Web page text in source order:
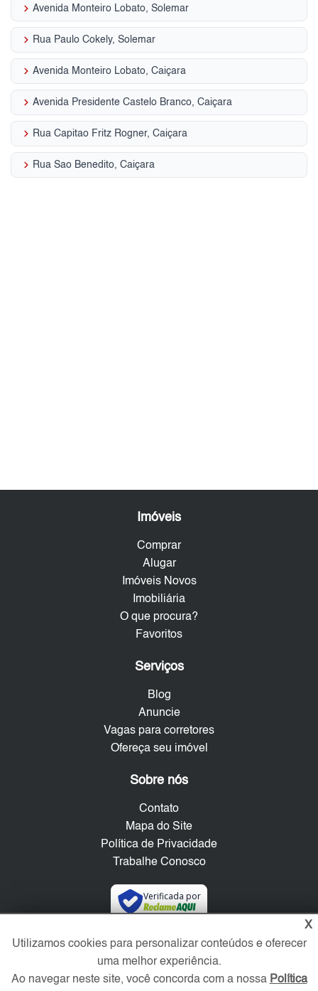
keyboard_arrow_right Avenida Monteiro Lobato, Solemar
keyboard_arrow_right Rua Paulo Cokely, Solemar
keyboard_arrow_right Avenida Monteiro Lobato, Caiçara
keyboard_arrow_right Avenida Presidente Castelo Branco, Caiçara
keyboard_arrow_right Rua Capitao Fritz Rogner, Caiçara
keyboard_arrow_right Rua Sao Benedito, Caiçara
Imóveis
Comprar
Alugar
Imóveis Novos
Imobiliária
O que procura?
Favoritos
Serviços
Blog
Anuncie
Vagas para corretores
Ofereça seu imóvel
Sobre nós
Contato
Mapa do Site
Política de Privacidade
Trabalhe Conosco
Verificada por
Redes Sociais
X
Utilizamos cookies para personalizar conteúdos e oferecer
uma melhor experiência.
Ao navegar neste site, você concorda com a nossa Política